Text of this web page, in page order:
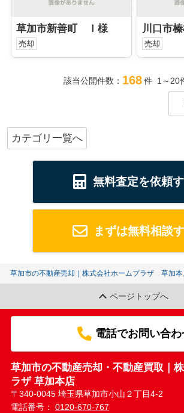
草加市新善町 Ｉ様
売却
川口市
売却
該当公開件数： 168件 1～20
カテゴリ一覧へ
無料査定を依頼
まずは無料相談
草加市の不動産売却｜株式会社ホームプラザ 草加本
ページトップへ
電話でお問い合わ
草加市の不動産売却・不動産買取｜
ラザ 草加本店
〒340-0045 埼玉県草加市小山２丁目4-2
電話番号： 0120-670-767